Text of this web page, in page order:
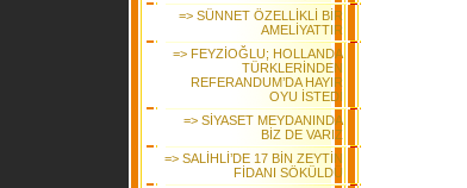
=> SÜNNET ÖZELLİKLİ BİR
AMELİYATTIR
=> FEYZİOĞLU; HOLLANDA
TÜRKLERİNDEN
REFERANDUM’DA HAYIR
OYU İSTEDİ
=> SİYASET MEYDANINDA
BİZ DE VARIZ
=> SALİHLİ’DE 17 BİN ZEYTİN
FİDANI SÖKÜLDÜ